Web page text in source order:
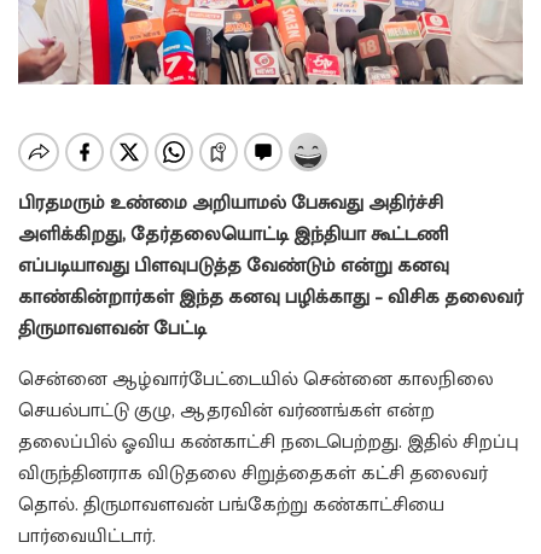
பிரதமரும் உண்மை அறியாமல் பேசுவது அதிர்ச்சி
அளிக்கிறது, தேர்தலையொட்டி இந்தியா கூட்டணி
எப்படியாவது பிளவுபடுத்த வேண்டும் என்று கனவு
காண்கின்றார்கள் இந்த கனவு பழிக்காது – விசிக தலைவர்
திருமாவளவன் பேட்டி
சென்னை ஆழ்வார்பேட்டையில் சென்னை காலநிலை
செயல்பாட்டு குழு, ஆதரவின் வர்ணங்கள் என்ற
தலைப்பில் ஓவிய கண்காட்சி நடைபெற்றது. இதில் சிறப்பு
விருந்தினராக விடுதலை சிறுத்தைகள் கட்சி தலைவர்
தொல். திருமாவளவன் பங்கேற்று கண்காட்சியை
பார்வையிட்டார்.